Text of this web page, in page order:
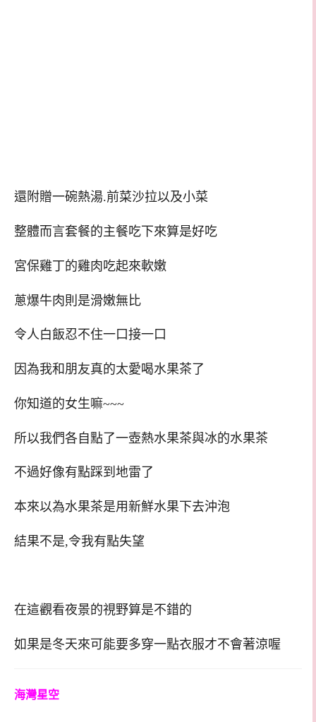
還附贈一碗熱湯.前菜沙拉以及小菜
整體而言套餐的主餐吃下來算是好吃
宮保雞丁的雞肉吃起來軟嫩
蔥爆牛肉則是滑嫩無比
令人白飯忍不住一口接一口
因為我和朋友真的太愛喝水果茶了
你知道的女生嘛~~~
所以我們各自點了一壺熱水果茶與冰的水果茶
不過好像有點踩到地雷了
本來以為水果茶是用新鮮水果下去沖泡
結果不是,令我有點失望
在這觀看夜景的視野算是不錯的
如果是冬天來可能要多穿一點衣服才不會著涼喔
海灣星空